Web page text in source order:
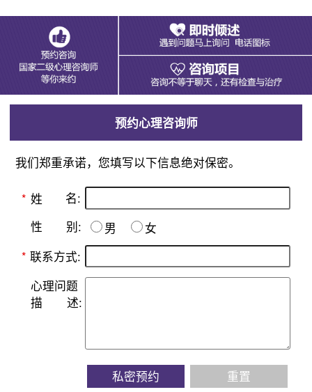
预约心理咨询师
我们郑重承诺，您填写以下信息绝对保密。
* 姓 名:
性 别: 男
女
* 联系方式:
心理问题
描
述:
私密预约 重置